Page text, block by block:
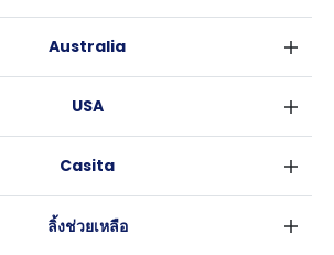
กลาสโกว
เอดินเบอระ
ลีดส์
บริสโทล
Australia
บริสเบน
อะเดลายด์
USA
แอตแลนตา
Casita
ลิ้งช่วยเหลือ